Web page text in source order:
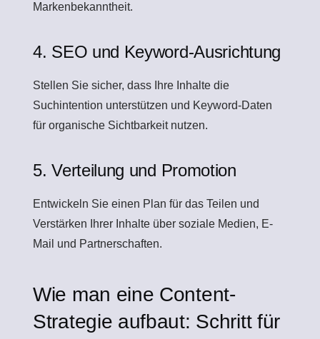
Markenbekanntheit.
4. SEO und Keyword-Ausrichtung
Stellen Sie sicher, dass Ihre Inhalte die
Suchintention unterstützen und Keyword-Daten
für organische Sichtbarkeit nutzen.
5. Verteilung und Promotion
Entwickeln Sie einen Plan für das Teilen und
Verstärken Ihrer Inhalte über soziale Medien, E-
Mail und Partnerschaften.
Wie man eine Content-
Strategie aufbaut: Schritt für